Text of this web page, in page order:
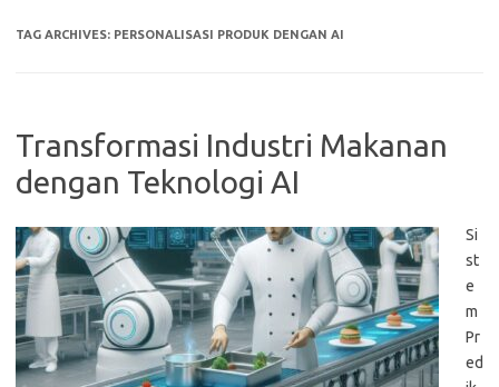
TAG ARCHIVES: PERSONALISASI PRODUK DENGAN AI
Transformasi Industri Makanan
dengan Teknologi AI
Si
st
e
m
Pr
ed